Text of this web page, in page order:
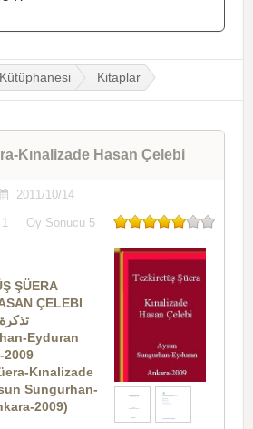
Kitaplar
Kınalizade Hasan Çelebi
2011/10/14
1 Oy Sonucu 5
ŞÜERA
ÇELEBI
Eyduran
2009
Kınalizade
Sungurhan-
2009)